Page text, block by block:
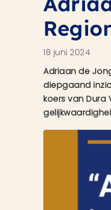
18 juni 2024
Adriaan de
diepgaand
koers van